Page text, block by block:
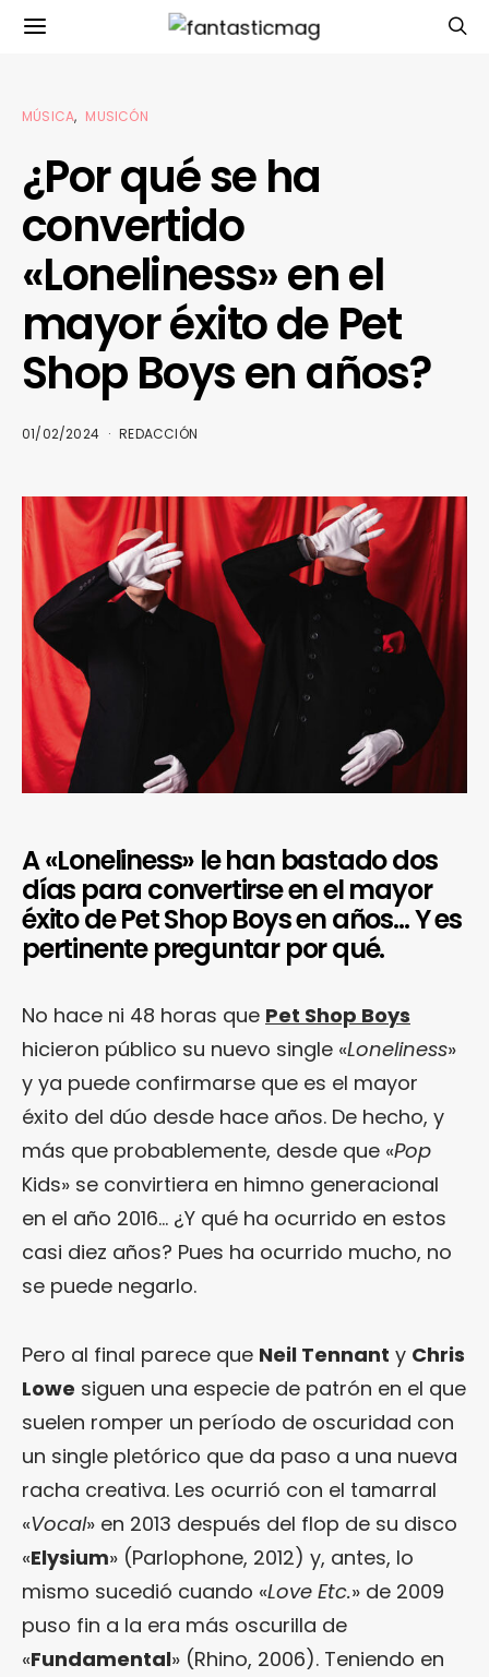
MÚSICA MUSICÓN
¿Por qué se ha
convertido
«Loneliness» en el
mayor éxito de Pet
Shop Boys en años?
01/02/2024 REDACCIÓN
A «Loneliness» le han bastado dos
días para convertirse en el mayor
éxito de Pet Shop Boys en años… Y es
pertinente preguntar por qué.
No hace ni 48 horas que Pet Shop Boys
hicieron público su nuevo single «Loneliness»
y ya puede confirmarse que es el mayor
éxito del dúo desde hace años. De hecho, y
más que probablemente, desde que «Pop
Kids» se convirtiera en himno generacional
en el año 2016… ¿Y qué ha ocurrido en estos
casi diez años? Pues ha ocurrido mucho, no
se puede negarlo.
Pero al final parece que Neil Tennant y Chris
Lowe siguen una especie de patrón en el que
suelen romper un período de oscuridad con
un single pletórico que da paso a una nueva
racha creativa. Les ocurrió con el tamarral
«Vocal» en 2013 después del flop de su disco
«Elysium» (Parlophone, 2012) y, antes, lo
mismo sucedió cuando «Love Etc.» de 2009
puso fin a la era más oscurilla de
«Fundamental» (Rhino, 2006). Teniendo en